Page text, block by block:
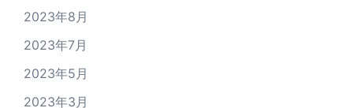
2023年8月
2023年7月
2023年5月
2023年3月